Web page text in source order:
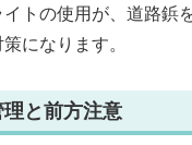
トの使用が、道路鋲
になります。
と前方注意